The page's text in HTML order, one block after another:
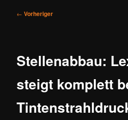
Beitragsnavigation
← Vorheriger
Stellenabbau:
steigt komplett